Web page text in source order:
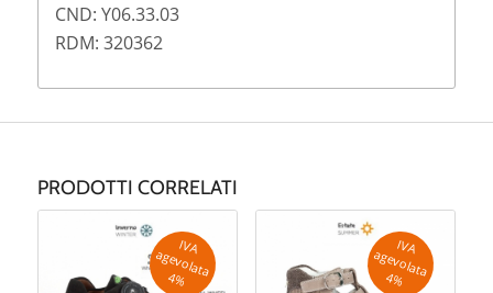
CND: Y06.33.03
RDM: 320362
PRODOTTI CORRELATI
IV
A
a
g
e
v
o
la
ta
4
%
IV
A
a
g
e
v
o
la
ta
4
%